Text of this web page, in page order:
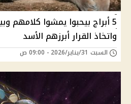
5 أبراج بيحبوا يمشوا كلامهم
واتخاذ القرار أبرزهم الأسد
السبت 31/يناير/2026 - 09:00 ص